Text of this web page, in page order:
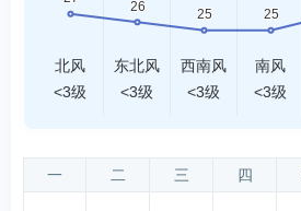
北风
<3级
东北风
<3级
西南风
<3级
南风
<3级
一 二 三 四